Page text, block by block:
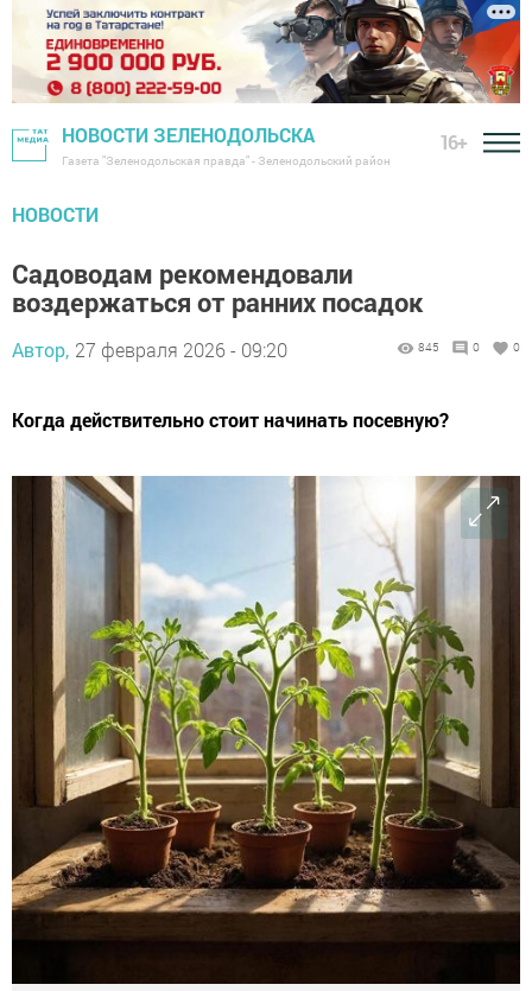
НОВОСТИ ЗЕЛЕНОДОЛЬСКА
Газета "Зеленодольская правда" - Зеленодольский район
16+
НОВОСТИ
Садоводам рекомендовали
воздержаться от ранних посадок
Автор, 27 февраля 2026 - 09:20 845 0 0
Когда действительно стоит начинать посевную?